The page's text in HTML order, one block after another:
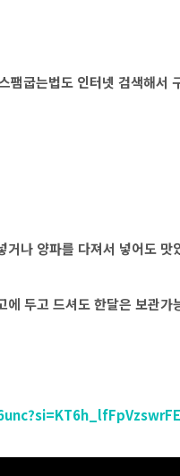
팸굽는법도 인터넷 검색해서
거나 양파를 다져서 넣어도 맛
에 두고 드셔도 한달은 보관가